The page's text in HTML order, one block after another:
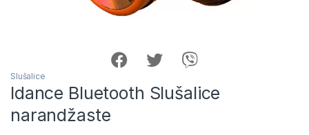
Slušalice
Idance Bluetooth Slušalice
narandžaste